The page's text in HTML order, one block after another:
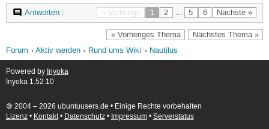
« Vorherige 1 2 … 5 6 Nächste »
Antworten|
« Vorheriges Thema Nächstes Thema »
Forum Aktiv werden Rund ums Wiki Nautilus
Powered by Inyoka
Inyoka 1.52.10
🄯 2004 – 2026 ubuntuusers.de • Einige Rechte vorbehalten
Lizenz• Kontakt• Datenschutz• Impressum• Serverstatus